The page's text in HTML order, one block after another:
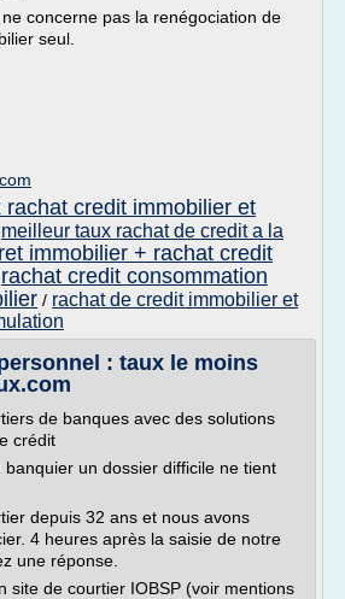
concerne pas la renégociation de
seul.
rachat credit immobilier et
meilleur taux rachat de credit a la
immobilier + rachat credit
rachat credit consommation
/ rachat de credit immobilier et
: taux le moins
de banques avec des solutions
crédit
banquier un dossier difficile ne tient
depuis 32 ans et nous avons
4 heures après la saisie de notre
une réponse.
site de courtier IOBSP (voir mentions